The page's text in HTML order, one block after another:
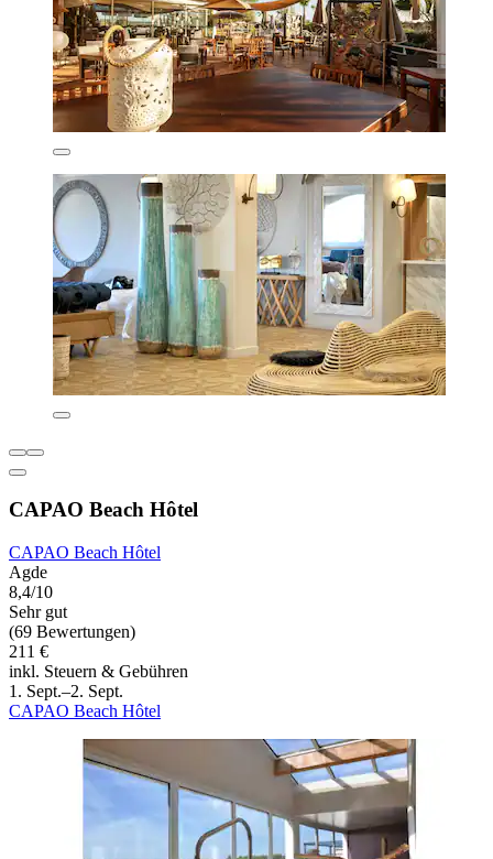
CAPAO Beach Hôtel
CAPAO Beach Hôtel
Agde
8,4/10
Sehr gut
(69 Bewertungen)
211 €
inkl. Steuern & Gebühren
1. Sept.–2. Sept.
CAPAO Beach Hôtel